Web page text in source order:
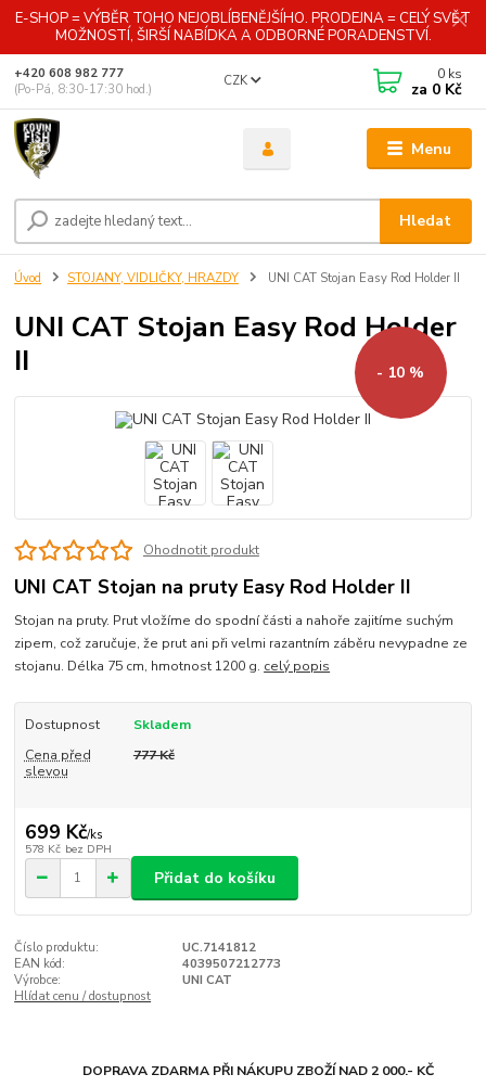
E-SHOP = VÝBĚR TOHO NEJOBLÍBENĚJŠÍHO. PRODEJNA = CELÝ SVĚT
MOŽNOSTÍ, ŠIRŠÍ NABÍDKA A ODBORNÉ PORADENSTVÍ.
Menu
CZK
Hledat
+420 608 982 777
(Po-Pá, 8:30-17:30 hod.)
0 ks
za 0 Kč
Úvod STOJANY, VIDLIČKY, HRAZDY UNI CAT Stojan Easy Rod Holder II
UNI CAT Stojan Easy Rod Holder
II
- 10 %
Ohodnotit produkt
UNI CAT Stojan na pruty Easy Rod Holder II
Stojan na pruty. Prut vložíme do spodní části a nahoře zajitíme suchým
zipem, což zaručuje, že prut ani při velmi razantním záběru nevypadne ze
stojanu. Délka 75 cm, hmotnost 1200 g. celý popis
Dostupnost
Skladem
Cena před
slevou
777 Kč
699 Kč/ks
578 Kč bez DPH
Přidat do košíku
Číslo produktu:
UC.7141812
EAN kód:
4039507212773
Výrobce:
UNI CAT
Hlídat cenu / dostupnost
DOPRAVA ZDARMA PŘI NÁKUPU ZBOŽÍ NAD 2 000.- KČ